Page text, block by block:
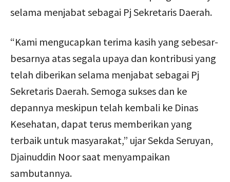
selama menjabat sebagai Pj Sekretaris Daerah.
“Kami mengucapkan terima kasih yang sebesar-
besarnya atas segala upaya dan kontribusi yang
telah diberikan selama menjabat sebagai Pj
Sekretaris Daerah. Semoga sukses dan ke
depannya meskipun telah kembali ke Dinas
Kesehatan, dapat terus memberikan yang
terbaik untuk masyarakat,” ujar Sekda Seruyan,
Djainuddin Noor saat menyampaikan
sambutannya.